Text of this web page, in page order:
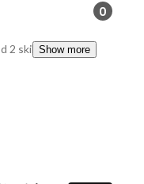
0
2 skillsShow more